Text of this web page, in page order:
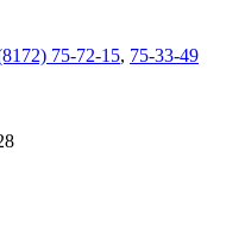
75-72-15, 75-33-49